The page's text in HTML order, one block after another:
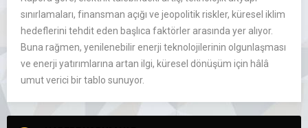
sınırlamaları, finansman açığı ve jeopolitik riskler, küresel iklim
hedeflerini tehdit eden başlıca faktörler arasında yer alıyor.
Buna rağmen, yenilenebilir enerji teknolojilerinin olgunlaşması
ve enerji yatırımlarına artan ilgi, küresel dönüşüm için hâlâ
umut verici bir tablo sunuyor.